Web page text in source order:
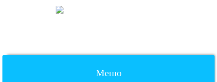
Меню